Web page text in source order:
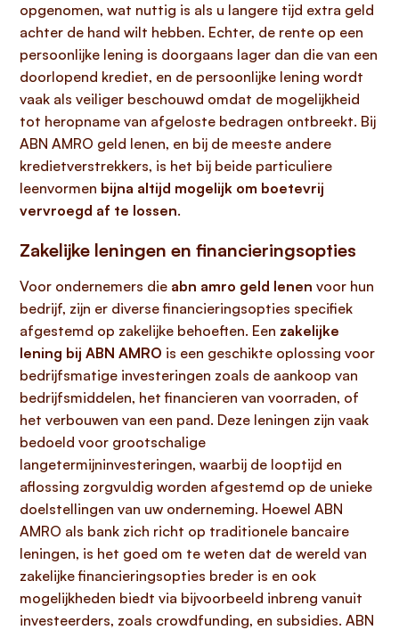
opgenomen, wat nuttig is als u langere tijd extra geld
achter de hand wilt hebben. Echter, de rente op een
persoonlijke lening is doorgaans lager dan die van een
doorlopend krediet, en de persoonlijke lening wordt
vaak als veiliger beschouwd omdat de mogelijkheid
tot heropname van afgeloste bedragen ontbreekt. Bij
ABN AMRO geld lenen, en bij de meeste andere
kredietverstrekkers, is het bij beide particuliere
leenvormen bijna altijd mogelijk om boetevrij
vervroegd af te lossen.
Zakelijke leningen en financieringsopties
Voor ondernemers die abn amro geld lenen voor hun
bedrijf, zijn er diverse financieringsopties specifiek
afgestemd op zakelijke behoeften. Een zakelijke
lening bij ABN AMRO is een geschikte oplossing voor
bedrijfsmatige investeringen zoals de aankoop van
bedrijfsmiddelen, het financieren van voorraden, of
het verbouwen van een pand. Deze leningen zijn vaak
bedoeld voor grootschalige
langetermijninvesteringen, waarbij de looptijd en
aflossing zorgvuldig worden afgestemd op de unieke
doelstellingen van uw onderneming. Hoewel ABN
AMRO als bank zich richt op traditionele bancaire
leningen, is het goed om te weten dat de wereld van
zakelijke financieringsopties breder is en ook
mogelijkheden biedt via bijvoorbeeld inbreng vanuit
investeerders, zoals crowdfunding, en subsidies. ABN